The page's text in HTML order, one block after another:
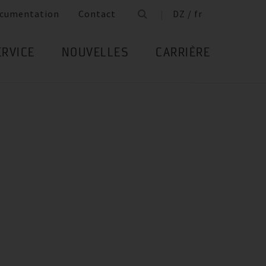
Contact DZ / fr
NOUVELLES CARRIÈRE